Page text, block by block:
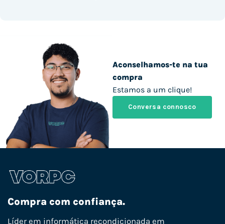
Aconselhamos-te na tua
compra
Estamos a um clique!
Conversa connosco
Compra com confiança.
Líder em informática recondicionada em